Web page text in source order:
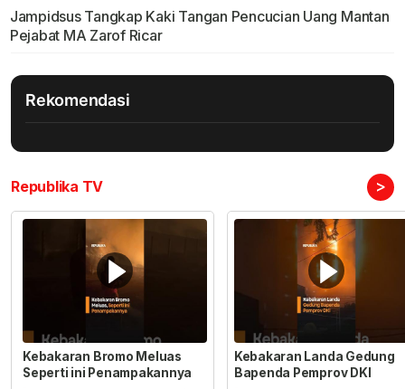
Jampidsus Tangkap Kaki Tangan Pencucian Uang Mantan
Pejabat MA Zarof Ricar
Rekomendasi
Republika TV >
Kebakaran Bromo Meluas
Seperti ini Penampakannya
Kebakaran Landa Gedung
Bapenda Pemprov DKI